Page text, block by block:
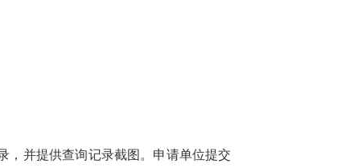
，并提供查询记录截图。申请单位提交